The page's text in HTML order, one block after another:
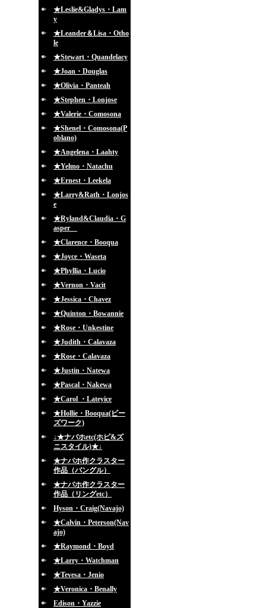
★Leslie&Gladys・Lam
y
★Leander＆Lisa・Otho
le
★Stewart・Quandelacy
★Joan・Douglas
★Olivia・Panteah
★Stephen・Lonjose
★Valerie・Comosona
★Shenel・Comosona(P
oblano)
★Angelena・Laahty
★Yelmo・Natachu
★Ernest・Leekela
★Larry&Rath・Lonjos
e
★Ryland&Claudia・G
asper
★Clarence・Booqua
★Joyce・Waseta
★Phyllia・Lucio
★Vernon・Vacit
★Jessica・Chavez
★Quinton・Bowannie
★Rose・Unkestine
★Judith・Calavaza
★Rose・Calavaza
★Justin・Natewa
★Pascal・Nakewa
★Carol ・Lateyice
★Hollie・Booqua(ビー
ズワーク)
↓★ナバホetc(ホピ&ズ
ニスタイル)★↓
★ナバホ作クラスター
作品（バングル）
★ナバホ作クラスター
作品（リングetc）
Hyson・Craig(Navajo)
★Calvin・Peterson(Nav
ajo)
★Raymond・Boyd
★Larry・Watchman
★Tevesa・Jenio
★Veronica・Benally
Edison・Yazzie